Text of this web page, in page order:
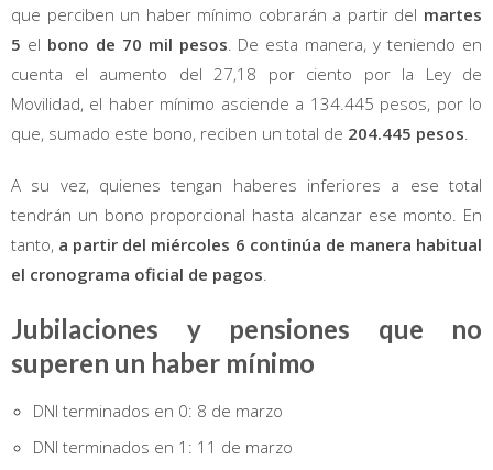
que perciben un haber mínimo cobrarán a partir del martes
5 el bono de 70 mil pesos . De esta manera, y teniendo en
cuenta el aumento del 27,18 por ciento por la Ley de
Movilidad, el haber mínimo asciende a 134.445 pesos, por lo
que, sumado este bono, reciben un total de 204.445 pesos
A su vez, quienes tengan haberes inferiores a ese total
tendrán un bono proporcional hasta alcanzar ese monto. En
tanto, a partir del miércoles 6 continúa de manera habitual
el cronograma oficial de pagos
Jubilaciones y pensiones que no
superen un haber mínimo
DNI terminados en 0: 8 de marzo
DNI terminados en 1: 11 de marzo